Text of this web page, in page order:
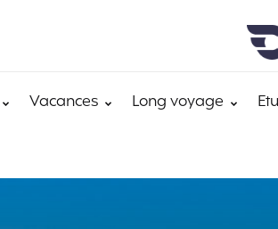
Vacances Long voyage